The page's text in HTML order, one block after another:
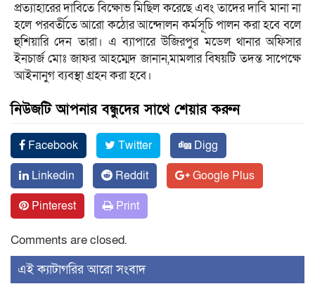
প্রত্যাহারের দাবিতে বিক্ষোভ মিছিল করেছে এবং তাদের দাবি মানা না
হলে পরবর্তীতে আরো কঠোর আন্দোলন কর্মসূচি পালন করা হবে বলে
হুশিয়ারি দেন তারা। এ ব্যাপারে উজিরপুর মডেল থানার অফিসার
ইনচার্জ মোঃ জাফর আহম্মেদ জানান,মামলার বিষয়টি তদন্ত সাপেক্ষে
আইনানুগ ব্যবস্থা গ্রহন করা হবে।
নিউজটি আপনার বন্ধুদের সাথে শেয়ার করুন
Facebook Twitter
Digg
Linkedin
Reddit
Google Plus
Pinterest
Print
Comments are closed.
‍এই ক্যাটাগরির ‍আরো সংবাদ